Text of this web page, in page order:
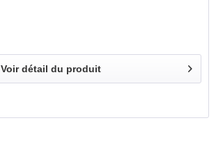
Voir détail du produit